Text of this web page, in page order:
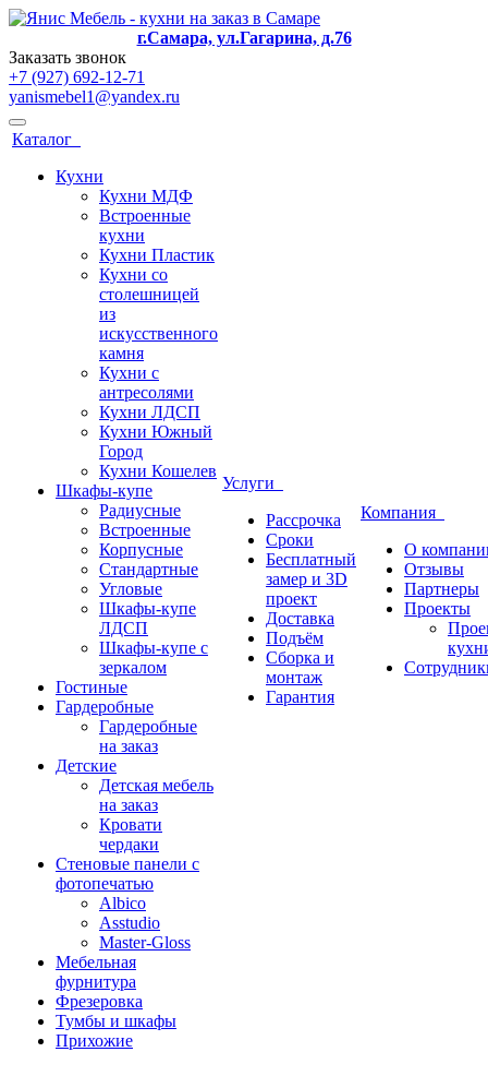
г.Самара, ул.Гагарина, д.76
Заказать звонок
+7 (927) 692-12-71
yanismebel1@yandex.ru
Каталог
Кухни
Кухни МДФ
Встроенные
кухни
Кухни Пластик
Кухни со
столешницей
из
искусcтвенного
камня
Кухни с
антресолями
Кухни ЛДСП
Кухни Южный
Город
Кухни Кошелев
Шкафы-купе
Радиусные
Встроенные
Корпусные
Стандартные
Угловые
Шкафы-купе
ЛДСП
Шкафы-купе с
зеркалом
Гостиные
Гардеробные
Гардеробные
на заказ
Детские
Детская мебель
на заказ
Кровати
чердаки
Стеновые панели с
фотопечатью
Albico
Asstudio
Master-Gloss
Мебельная
фурнитура
Фрезеровка
Тумбы и шкафы
Прихожие
Услуги
Рассрочка
Сроки
Бесплатный
замер и 3D
проект
Доставка
Подъём
Сборка и
монтаж
Гарантия
Компания
О
Отзывы
Партнеры
Проекты